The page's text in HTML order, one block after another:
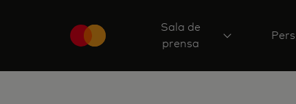
Sala de
prensa